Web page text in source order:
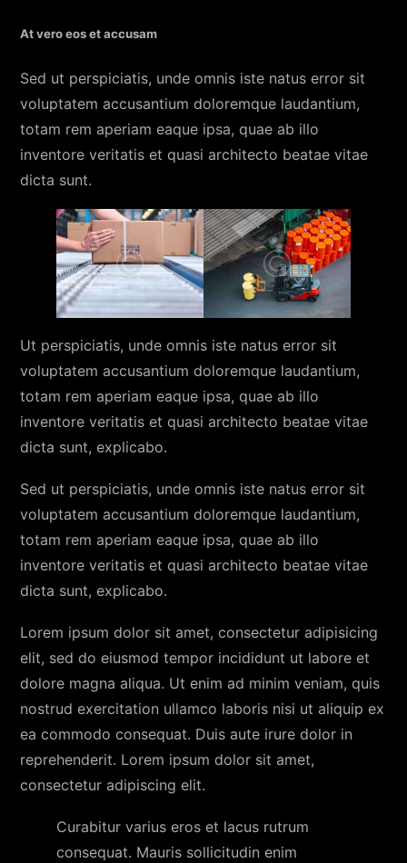
At vero eos et accusam
Sed ut perspiciatis, unde omnis iste natus error sit
voluptatem accusantium doloremque laudantium,
totam rem aperiam eaque ipsa, quae ab illo
inventore veritatis et quasi architecto beatae vitae
dicta sunt.
Ut perspiciatis, unde omnis iste natus error sit
voluptatem accusantium doloremque laudantium,
totam rem aperiam eaque ipsa, quae ab illo
inventore veritatis et quasi architecto beatae vitae
dicta sunt, explicabo.
Sed ut perspiciatis, unde omnis iste natus error sit
voluptatem accusantium doloremque laudantium,
totam rem aperiam eaque ipsa, quae ab illo
inventore veritatis et quasi architecto beatae vitae
dicta sunt, explicabo.
Lorem ipsum dolor sit amet, consectetur adipisicing
elit, sed do eiusmod tempor incididunt ut labore et
dolore magna aliqua. Ut enim ad minim veniam, quis
nostrud exercitation ullamco laboris nisi ut aliquip ex
ea commodo consequat. Duis aute irure dolor in
reprehenderit. Lorem ipsum dolor sit amet,
consectetur adipiscing elit.
Curabitur varius eros et lacus rutrum
consequat. Mauris sollicitudin enim